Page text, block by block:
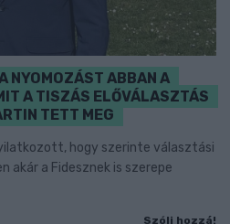
NYOMOZÁST ABBAN A
A TISZÁS ELŐVÁLASZTÁS
TETT MEG
hogy szerinte választási
akár a Fidesznek is szerepe
Szólj hozzá!